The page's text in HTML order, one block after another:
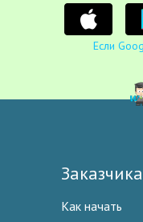
Если
Как начать